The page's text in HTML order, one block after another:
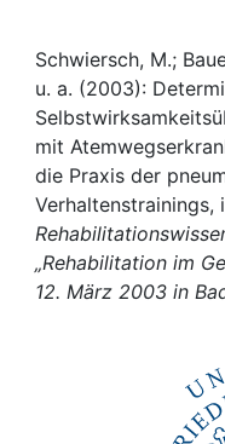
Schwiersch, M.;
u. a. (2003):
mit
die Praxis der
Verhaltenstrainings,
„Rehabilitation im
12. März 2003 in